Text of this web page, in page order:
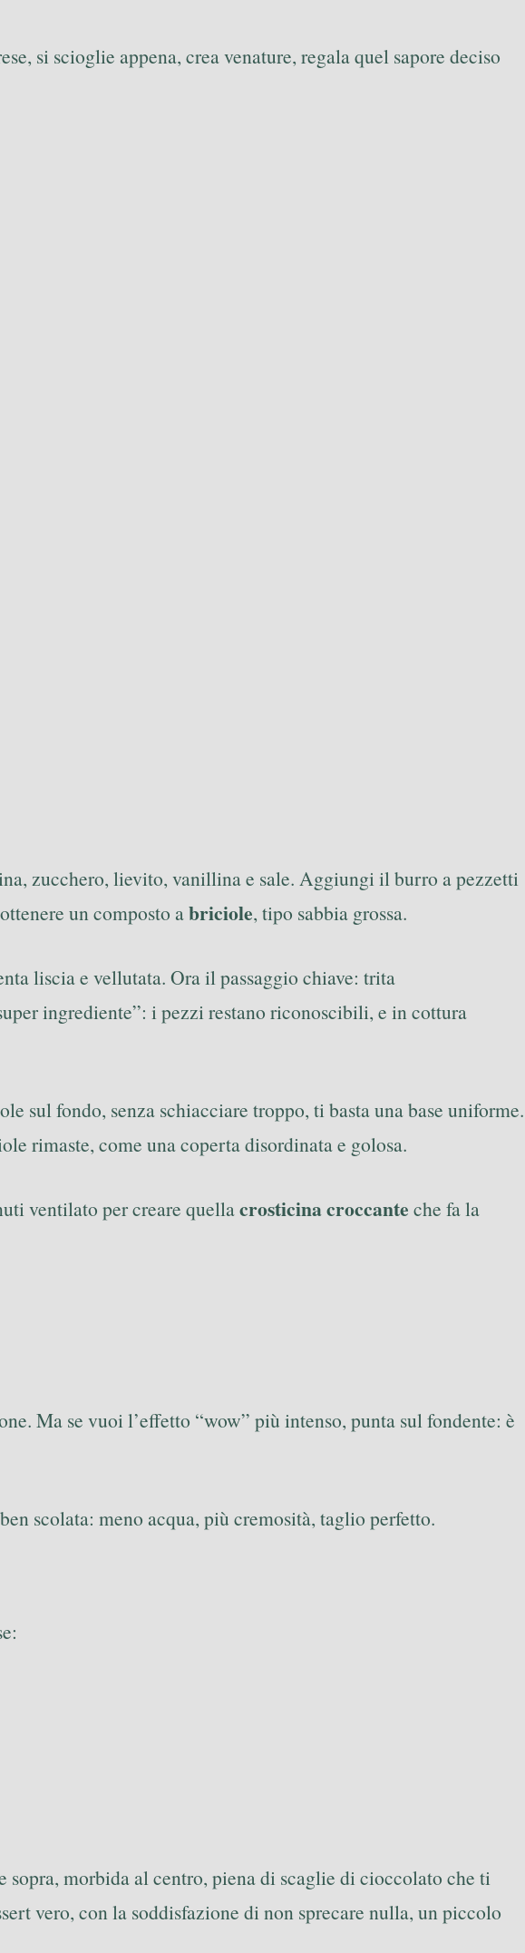
si scioglie appena, crea venature, regala quel sapore deciso
zucchero, lievito, vanillina e sale. Aggiungi il burro a pezzetti
un composto abriciole, tipo sabbia grossa.
liscia e vellutata. Ora il passaggio chiave: trita
ingrediente”: i pezzi restano riconoscibili, e in cottura
sul fondo, senza schiacciare troppo, ti basta una base uniforme.
rimaste, come una coperta disordinata e golosa.
ventilato per creare quellacrosticina croccante che fa la
Ma se vuoi l’effetto “wow” più intenso, punta sul fondente: è
scolata: meno acqua, più cremosità, taglio perfetto.
sopra, morbida al centro, piena di scaglie di cioccolato che ti
vero, con la soddisfazione di non sprecare nulla, un piccolo